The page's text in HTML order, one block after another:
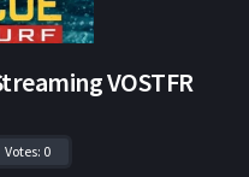
VOSTFR
Votes: 0